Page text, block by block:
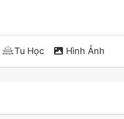
Tu Học Hình Ảnh